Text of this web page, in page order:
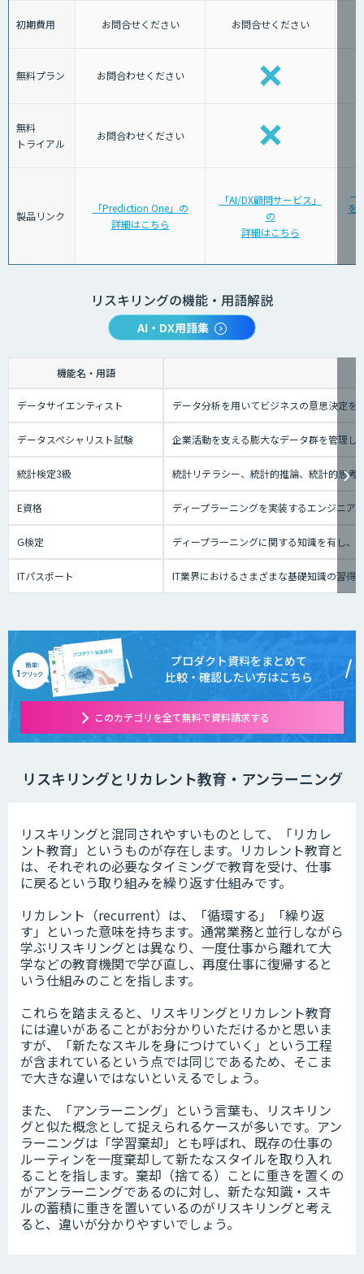
初期費用 お問合せください お問合せください
無料プラン お問合わせください
無料
トライアル
お問合わせください
製品リンク
「Prediction One」の
詳細はこちら
「AI/DX顧問サービス」
の
詳細はこちら
を
リスキリングの機能・用語解説
AI・DX用語集
機能名・用語
データサイエンティスト データ分析を用いてビジネスの意思決定
データスペシャリスト試験 企業活動を支える膨大なデータ群を管理し
統計検定3級 統計リテラシー、統計的推論、統計的思考
E資格 ディープラーニングを実装するエンジニア
G検定 ディープラーニングに関する知識を有し
ITパスポート IT業界におけるさまざまな基礎知識の習得
プロダクト資料をまとめて
比較・確認したい方はこちら
このカテゴリを全て無料で資料請求する
リスキリングとリカレント教育・アンラーニング
リスキリングと混同されやすいものとして、「リカレ
ント教育」というものが存在します。リカレント教育と
は、それぞれの必要なタイミングで教育を受け、仕事
に戻るという取り組みを繰り返す仕組みです。
リカレント（recurrent）は、「循環する」「繰り返
す」といった意味を持ちます。通常業務と並行しながら
学ぶリスキリングとは異なり、一度仕事から離れて大
学などの教育機関で学び直し、再度仕事に復帰すると
いう仕組みのことを指します。
これらを踏まえると、リスキリングとリカレント教育
には違いがあることがお分かりいただけるかと思いま
すが、「新たなスキルを身につけていく」という工程
が含まれているという点では同じであるため、そこま
で大きな違いではないといえるでしょう。
また、「アンラーニング」という言葉も、リスキリン
グと似た概念として捉えられるケースが多いです。アン
ラーニングは「学習棄却」とも呼ばれ、既存の仕事の
ルーティンを一度棄却して新たなスタイルを取り入れ
ることを指します。棄却（捨てる）ことに重きを置くの
がアンラーニングであるのに対し、新たな知識・スキ
ルの蓄積に重きを置いているのがリスキリングと考え
ると、違いが分かりやすいでしょう。